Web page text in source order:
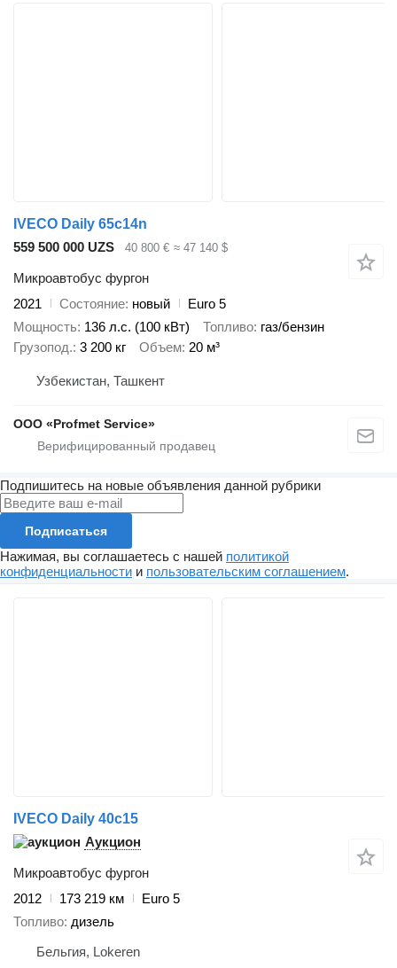
IVECO Daily 65c14n
559 500 000 UZS
40 800 € ≈ 47 140 $
Микроавтобус фургон
2021
Состояние новый
Euro 5
Мощность 136 л.с. (100 кВт) Топливо газ/бензин
Грузопод. 3 200 кг Объем 20 м³
Узбекистан, Ташкент
ООО «Profmet Service»
Подпишитесь на новые объявления данной рубрики
Подписаться
Нажимая, вы соглашаетесь с нашей политикой
конфиденциальности и пользовательским соглашением.
IVECO Daily 40c15
Аукцион
Микроавтобус фургон
2012
173 219 км
Euro 5
Топливо дизель
Бельгия, Lokeren